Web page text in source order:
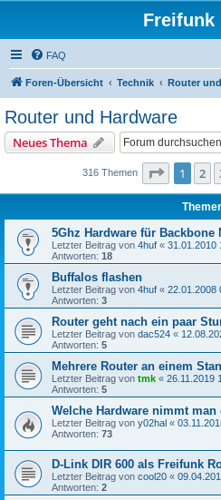
Freifunk
FAQ
Foren-Übersicht Technik Router
Router und Hardware
Neues Thema
316 Themen Seite 1
1 2
5Ghz Hardware für Backbone
Letzter Beitrag von 4huf « 31.01.2010
Antworten: 18
Buffalos flashen
Letzter Beitrag von 4huf « 22.01.2008
Antworten: 3
Router geht nach ein paar
Letzter Beitrag von dac524 «
Antworten: 5
Mehrere Router an einem
Letzter Beitrag von tmk « 26.11.2019
Antworten: 5
Welche Hardware nimmt
Letzter Beitrag von y02hal «
Antworten: 73
D-Link DIR 600 als Freifunk
Letzter Beitrag von cool20 «
Antworten: 2